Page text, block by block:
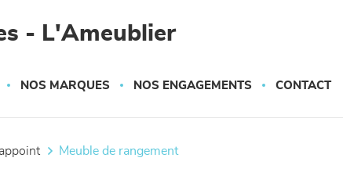
- L'Ameublier
NOS MARQUES NOS ENGAGEMENTS CONTACT
meuble de rangement